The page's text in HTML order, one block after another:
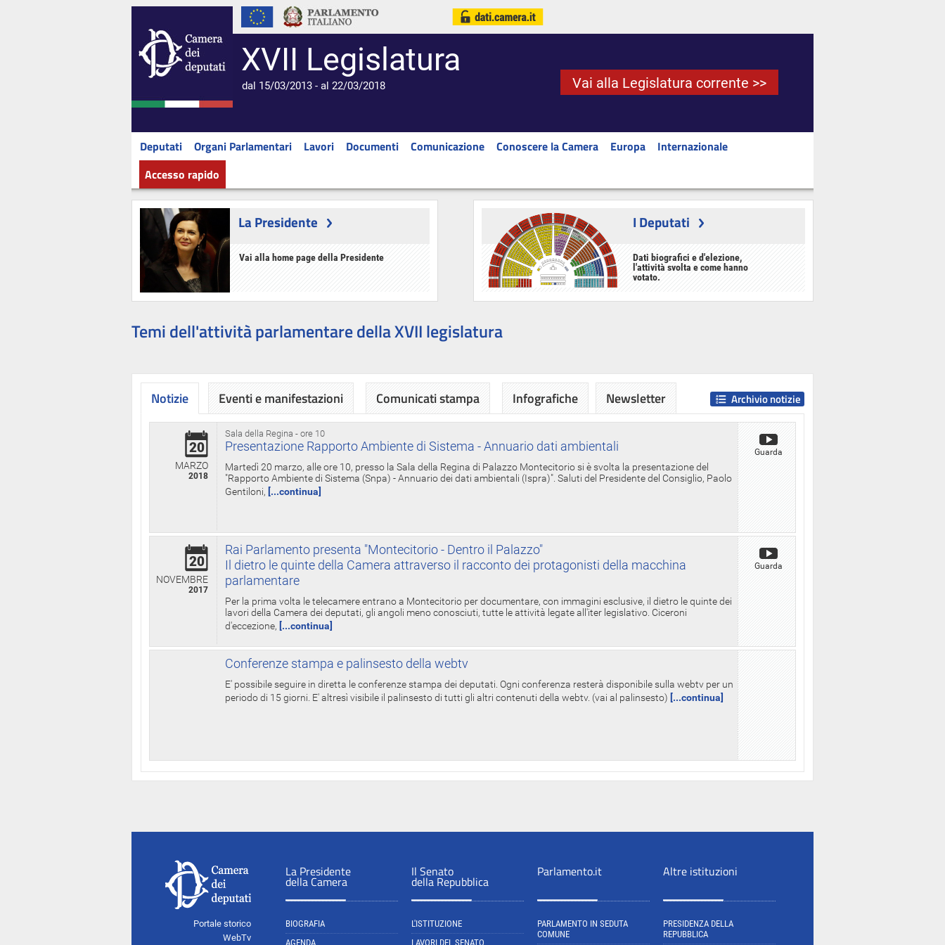
XVII Legislatura
dal 15/03/2013 - al 22/03/2018 Vai alla Legislatura corrente >>
Deputati Organi Parlamentari Lavori Documenti Comunicazione Conoscere la Camera Europa
Internazionale
Accesso rapido
La Presidente
Vai alla home page della Presidente
I Deputati
Dati biografici e d'elezione,
l'attività svolta e come hanno
votato.
Temi dell'attività parlamentare della XVII legislatura
Notizie
Sala della Regina - ore 10
20
MARZO
2018
Presentazione Rapporto Ambiente di Sistema - Annuario dati ambientali
Martedì 20 marzo, alle ore 10, presso la Sala della Regina di Palazzo Montecitorio si è svolta la presentazione del
"Rapporto Ambiente di Sistema (Snpa) - Annuario dei dati ambientali (Ispra)". Saluti del Presidente del Consiglio, Paolo
Gentiloni, [...continua]
Guarda
20
NOVEMBRE
2017
Rai Parlamento presenta "Montecitorio - Dentro il Palazzo"
Il dietro le quinte della Camera attraverso il racconto dei protagonisti della macchina
parlamentare
Per la prima volta le telecamere entrano a Montecitorio per documentare, con immagini esclusive, il dietro le quinte dei
lavori della Camera dei deputati, gli angoli meno conosciuti, tutte le attività legate all'iter legislativo. Ciceroni
d'eccezione, [...continua]
Guarda
Conferenze stampa e palinsesto della webtv
E' possibile seguire in diretta le conferenze stampa dei deputati. Ogni conferenza resterà disponibile sulla webtv per un
periodo di 15 giorni. E' altresì visibile il palinsesto di tutti gli altri contenuti della webtv. (vai al palinsesto) [...continua]
Archivio notizie
Eventi e manifestazioni Comunicati stampa Infografiche Newsletter
Portale storico
WebTv
La Presidente
della Camera
BIOGRAFIA
AGENDA
Il Senato
della Repubblica
L'ISTITUZIONE
LAVORI DEL SENATO
Parlamento.it
PARLAMENTO IN SEDUTA
COMUNE
Altre istituzioni
PRESIDENZA DELLA
REPUBBLICA